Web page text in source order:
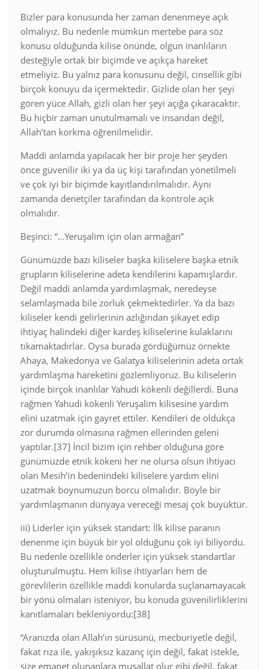
Bizler para konusunda her zaman denenmeye açık
olmalıyız. Bu nedenle mümkün mertebe para söz
konusu olduğunda kilise önünde, olgun inanlıların
desteğiyle ortak bir biçimde ve açıkça hareket
etmeliyiz. Bu yalnız para konusunu değil, cinsellik gibi
birçok konuyu da içermektedir. Gizlide olan her şeyi
gören yüce Allah, gizli olan her şeyi açığa çıkaracaktır.
Bu hiçbir zaman unutulmamalı ve insandan değil,
Allah’tan korkma öğrenilmelidir.
Maddi anlamda yapılacak her bir proje her şeyden
önce güvenilir iki ya da üç kişi tarafından yönetilmeli
ve çok iyi bir biçimde kayıtlandırılmalıdır. Aynı
zamanda denetçiler tarafından da kontrole açık
olmalıdır.
Beşinci: “…Yeruşalim için olan armağan”
Günümüzde bazı kiliseler başka kiliselere başka etnik
grupların kiliselerine adeta kendilerini kapamışlardır.
Değil maddi anlamda yardımlaşmak, neredeyse
selamlaşmada bile zorluk çekmektedirler. Ya da bazı
kiliseler kendi gelirlerinin azlığından şikayet edip
ihtiyaç halindeki diğer kardeş kiliselerine kulaklarını
tıkamaktadırlar. Oysa burada gördüğümüz örnekte
Ahaya, Makedonya ve Galatya kiliselerinin adeta ortak
yardımlaşma hareketini gözlemliyoruz. Bu kiliselerin
içinde birçok inanlılar Yahudi kökenli değillerdi. Buna
rağmen Yahudi kökenli Yeruşalim kilisesine yardım
elini uzatmak için gayret ettiler. Kendileri de oldukça
zor durumda olmasına rağmen ellerinden geleni
yaptılar.[37] İncil bizim için rehber olduğuna göre
günümüzde etnik kökeni her ne olursa olsun ihtiyacı
olan Mesih’in bedenindeki kiliselere yardım elini
uzatmak boynumuzun borcu olmalıdır. Böyle bir
yardımlaşmanın dünyaya vereceği mesaj çok büyüktür.
iii) Liderler için yüksek standart: İlk kilise paranın
denenme için büyük bir yol olduğunu çok iyi biliyordu.
Bu nedenle özellikle önderler için yüksek standartlar
oluşturulmuştu. Hem kilise ihtiyarları hem de
görevlilerin özellikle maddi konularda suçlanamayacak
bir yönü olmaları isteniyor, bu konuda güvenilirliklerini
kanıtlamaları bekleniyordu:[38]
“Aranızda olan Allah’ın sürüsünü, mecburiyetle değil,
fakat rıza ile, yakışıksız kazanç için değil, fakat istekle,
size emanet olunanlara musallat olur gibi değil, fakat